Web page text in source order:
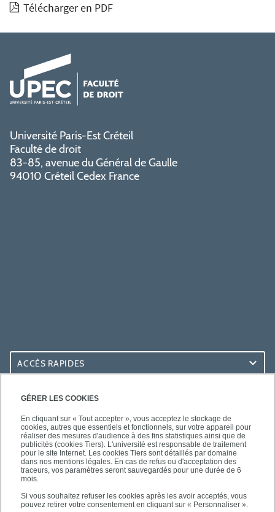
GÉRER LES COOKIES
En cliquant sur « Tout accepter », vous acceptez le stockage de
cookies, autres que essentiels et fonctionnels, sur votre appareil pour
réaliser des mesures d'audience à des fins statistiques ainsi que de
publicités (cookies Tiers). L'université est responsable de traitement
pour le site Internet. Les cookies Tiers sont détaillés par domaine
dans nos mentions légales. En cas de refus ou d'acceptation des
traceurs, vos paramètres seront sauvegardés pour une durée de 6
mois.
Si vous souhaitez refuser les cookies après les avoir acceptés, vous
pouvez retirer votre consentement en cliquant sur « Personnaliser ».
Télécharger en PDF
Université Paris-Est Créteil
Faculté de droit
83-85, avenue du Général de Gaulle
94010 Créteil Cedex France
ACCÈS RAPIDES
ACCÈS PRATIQUES
SUIVEZ-NOUS